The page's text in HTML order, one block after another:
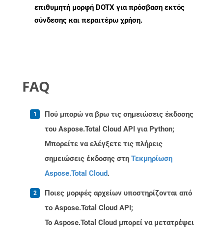
επιθυμητή μορφή DOTX για πρόσβαση εκτός
σύνδεσης και περαιτέρω χρήση.
FAQ
Πού μπορώ να βρω τις σημειώσεις έκδοσης
του Aspose.Total Cloud API για Python;
Μπορείτε να ελέγξετε τις πλήρεις
σημειώσεις έκδοσης στη Τεκμηρίωση
Aspose.Total Cloud.
Ποιες μορφές αρχείων υποστηρίζονται από
το Aspose.Total Cloud API;
Το Aspose.Total Cloud μπορεί να μετατρέψει